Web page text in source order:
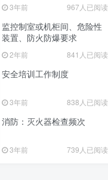
3年前 967人已阅读
监控制室或机柜间、危险性
装置、防火防爆要求
2年前 841人已阅读
安全培训工作制度
3年前 838人已阅读
消防：灭火器检查频次
3年前 739人已阅读
3年前 967人已阅读
监控制室或机柜间、危险性
装置、防火防爆要求
2年前 841人已阅读
安全培训工作制度
3年前 838人已阅读
消防：灭火器检查频次
3年前 739人已阅读